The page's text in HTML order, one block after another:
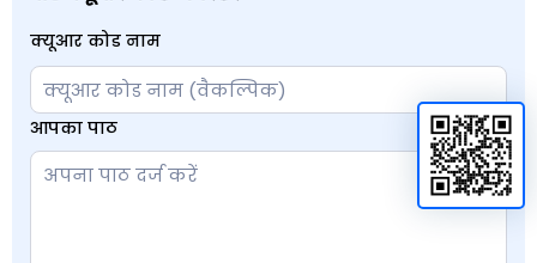
क्यूआर कोड नाम
आपका पाठ